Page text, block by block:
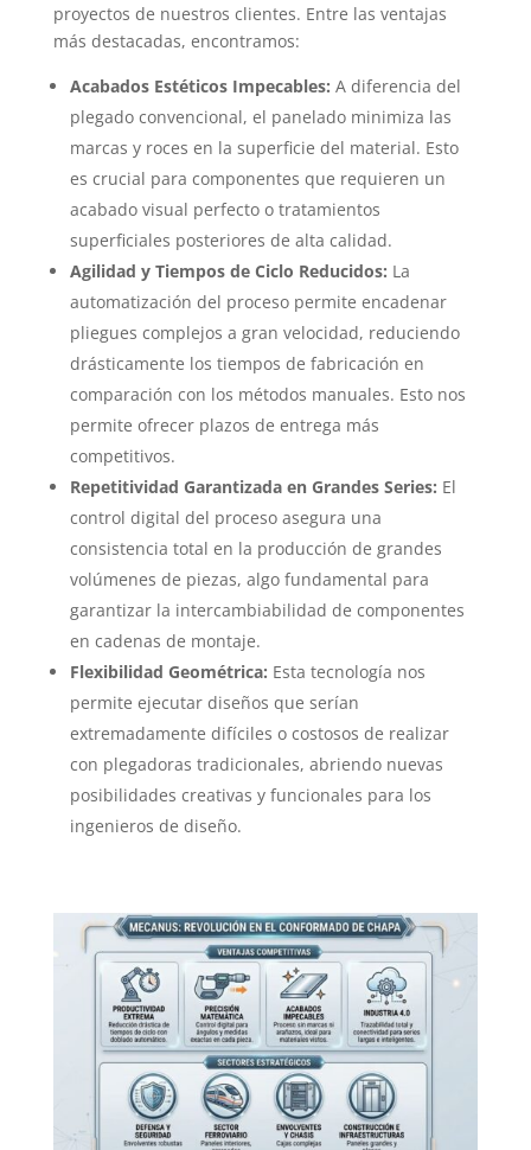
proyectos de nuestros clientes. Entre las ventajas
más destacadas, encontramos:
Acabados Estéticos Impecables: A diferencia del
plegado convencional, el panelado minimiza las
marcas y roces en la superficie del material. Esto
es crucial para componentes que requieren un
acabado visual perfecto o tratamientos
superficiales posteriores de alta calidad.
Agilidad y Tiempos de Ciclo Reducidos: La
automatización del proceso permite encadenar
pliegues complejos a gran velocidad, reduciendo
drásticamente los tiempos de fabricación en
comparación con los métodos manuales. Esto nos
permite ofrecer plazos de entrega más
competitivos.
Repetitividad Garantizada en Grandes Series: El
control digital del proceso asegura una
consistencia total en la producción de grandes
volúmenes de piezas, algo fundamental para
garantizar la intercambiabilidad de componentes
en cadenas de montaje.
Flexibilidad Geométrica: Esta tecnología nos
permite ejecutar diseños que serían
extremadamente difíciles o costosos de realizar
con plegadoras tradicionales, abriendo nuevas
posibilidades creativas y funcionales para los
ingenieros de diseño.